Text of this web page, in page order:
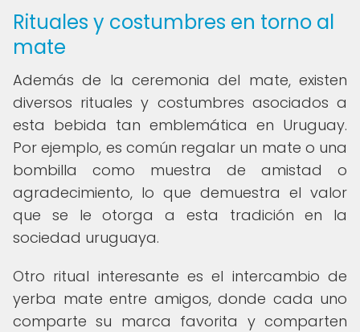
Rituales y costumbres en torno al
mate
Además de la ceremonia del mate, existen
diversos rituales y costumbres asociados a
esta bebida tan emblemática en Uruguay.
Por ejemplo, es común regalar un mate o una
bombilla como muestra de amistad o
agradecimiento, lo que demuestra el valor
que se le otorga a esta tradición en la
sociedad uruguaya.
Otro ritual interesante es el intercambio de
yerba mate entre amigos, donde cada uno
comparte su marca favorita y comparten